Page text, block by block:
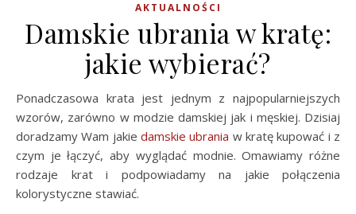
AKTUALNOŚCI
Damskie ubrania w kratę:
jakie wybierać?
Ponadczasowa krata jest jednym z najpopularniejszych
wzorów, zarówno w modzie damskiej jak i męskiej. Dzisiaj
doradzamy Wam jakie damskie ubrania w kratę kupować i z
czym je łączyć, aby wyglądać modnie. Omawiamy różne
rodzaje krat i podpowiadamy na jakie połączenia
kolorystyczne stawiać.